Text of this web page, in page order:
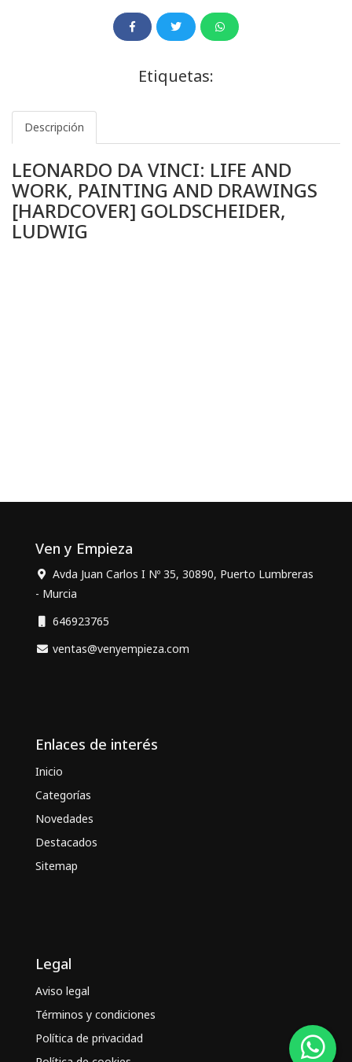
Etiquetas:
Descripción
LEONARDO DA VINCI: LIFE AND
WORK, PAINTING AND DRAWINGS
[HARDCOVER] GOLDSCHEIDER,
LUDWIG
Ven y Empieza
Avda Juan Carlos I Nº 35, 30890, Puerto Lumbreras
- Murcia
646923765
ventas@venyempieza.com
Enlaces de interés
Inicio
Categorías
Novedades
Destacados
Sitemap
Legal
Aviso legal
Términos y condiciones
Política de privacidad